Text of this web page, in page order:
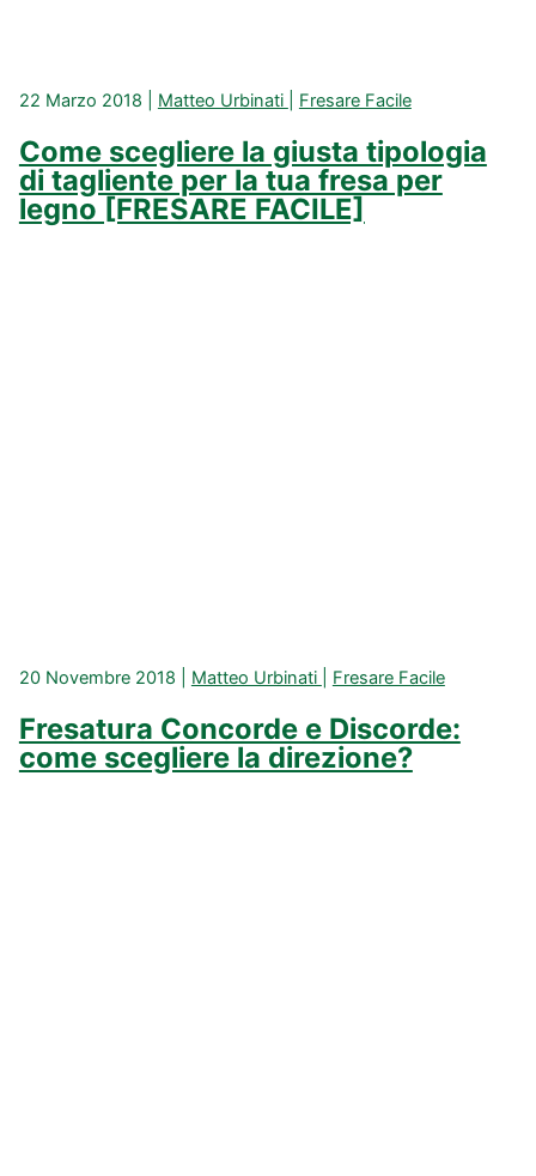
22 Marzo 2018 Matteo Urbinati Fresare Facile
Come scegliere la giusta tipologia
di tagliente per la tua fresa per
legno [FRESARE FACILE]
20 Novembre 2018 Matteo Urbinati Fresare Facile
Fresatura Concorde e Discorde:
come scegliere la direzione?